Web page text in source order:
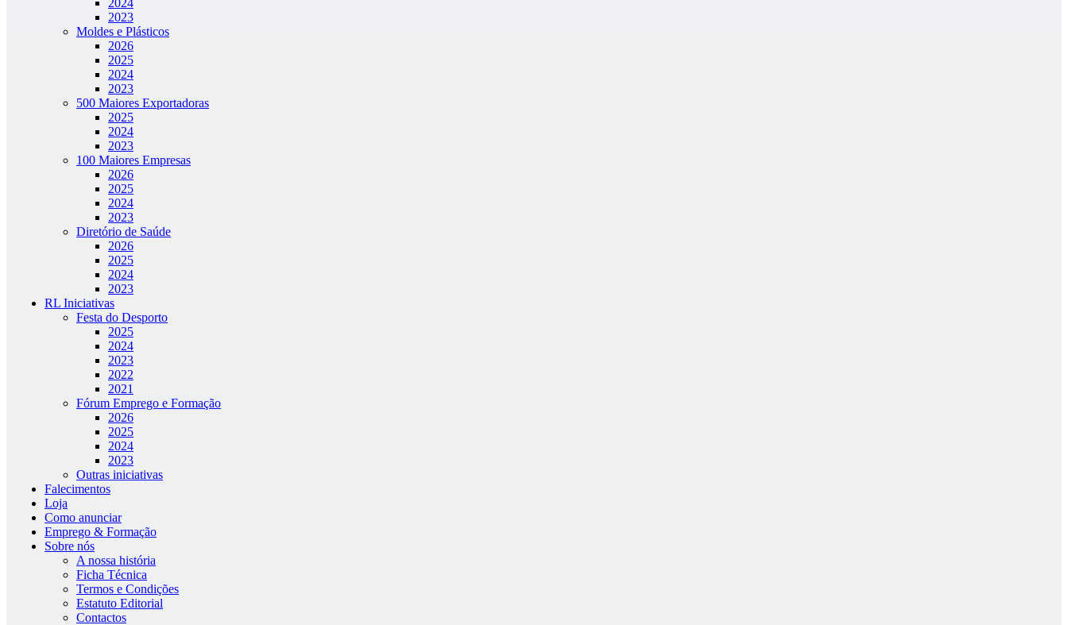
2023
Moldes e Plásticos
2026
2025
2024
2023
500 Maiores Exportadoras
2025
2024
2023
100 Maiores Empresas
2026
2025
2024
2023
Diretório de Saúde
2026
2025
2024
2023
RL Iniciativas
Festa do Desporto
2025
2024
2023
2022
2021
Fórum Emprego e Formação
2026
2025
2024
2023
Outras iniciativas
Falecimentos
Loja
Como anunciar
Emprego & Formação
Sobre nós
A nossa história
Ficha Técnica
Termos e Condições
Estatuto Editorial
Contactos